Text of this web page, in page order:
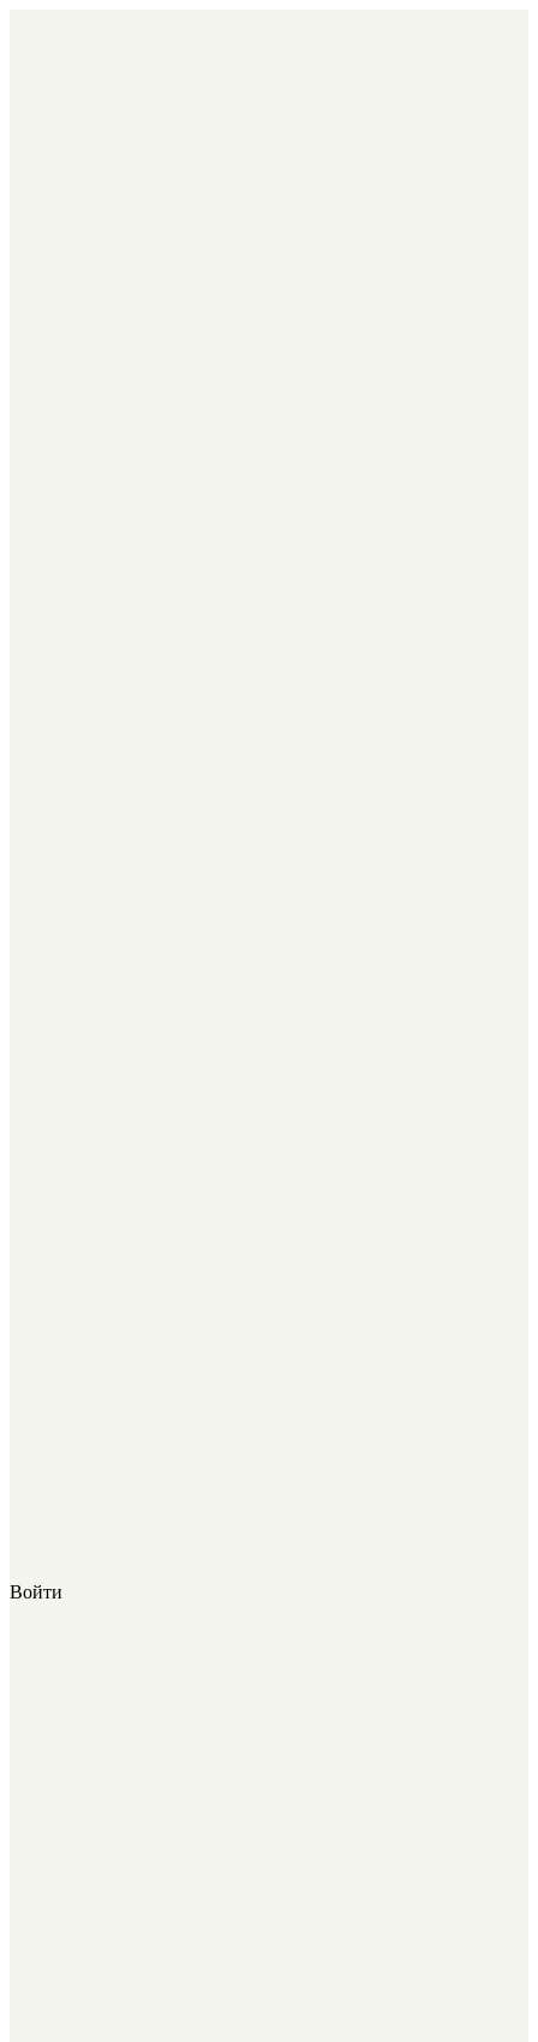
Войти